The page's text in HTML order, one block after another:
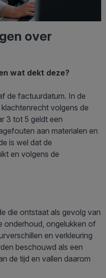
over
wat dekt deze?
de factuurdatum. In de
volgens de
3 tot 5 geldt een
aan materialen en
is wel dat de
en volgens de
die ontstaat als gevolg van
onderhoud, ongelukken of
en verkleuring
beschouwd als een
de tijd en vallen daarom